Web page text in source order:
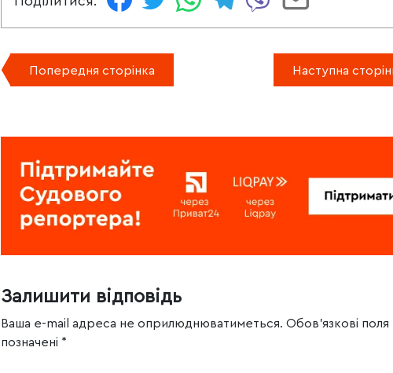
Попередня сторінка Наступна
Залишити відповідь
Ваша e-mail адреса не оприлюднюватиметься. Обов’язкові поля
позначені *